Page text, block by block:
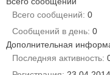
Всего сообщений 0
Сообщений в день 0
Дополнительная
Последняя активность